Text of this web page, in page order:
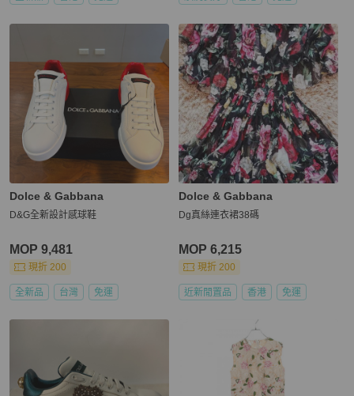
Dolce & Gabbana
D&G全新設計感球鞋
MOP 9,481
現折 200
全新品 台灣 免運
Dolce & Gabbana
Dg真絲連衣裙38碼
MOP 6,215
現折 200
近新閒置品 香港 免運